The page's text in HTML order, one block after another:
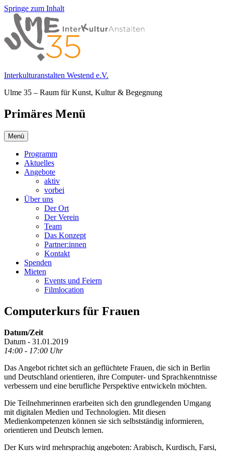
Springe zum Inhalt
Interkulturanstalten Westend e.V.
Ulme 35 – Raum für Kunst, Kultur & Begegnung
Primäres Menü
Menü
Programm
Aktuelles
Angebote
aktiv
vorbei
Über uns
Der Ort
Der Verein
Team
Das Konzept
Partner:innen
Kontakt
Spenden
Mieten
Events und Feiern
Filmlocation
Computerkurs für Frauen
Datum/Zeit
Datum - 31.01.2019
14:00 - 17:00 Uhr
Das Angebot richtet sich an geflüchtete Frauen, die sich in Berlin
und Deutschland orientieren, ihre Computer- und Sprachkenntnisse
verbessern und eine berufliche Perspektive entwickeln möchten.
Die Teilnehmerinnen erarbeiten sich den grundlegenden Umgang
mit digitalen Medien und Technologien. Mit diesen
Medienkompetenzen können sie sich selbstständig informieren,
orientieren und Deutsch lernen.
Der Kurs wird mehrsprachig angeboten: Arabisch, Kurdisch, Farsi,